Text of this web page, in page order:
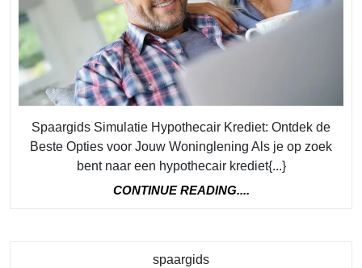
Spaargids Simulatie Hypothecair Krediet: Ontdek de
Beste Opties voor Jouw Woninglening Als je op zoek
bent naar een hypothecair krediet{...}
CONTINUE READING....
spaargidsCategory